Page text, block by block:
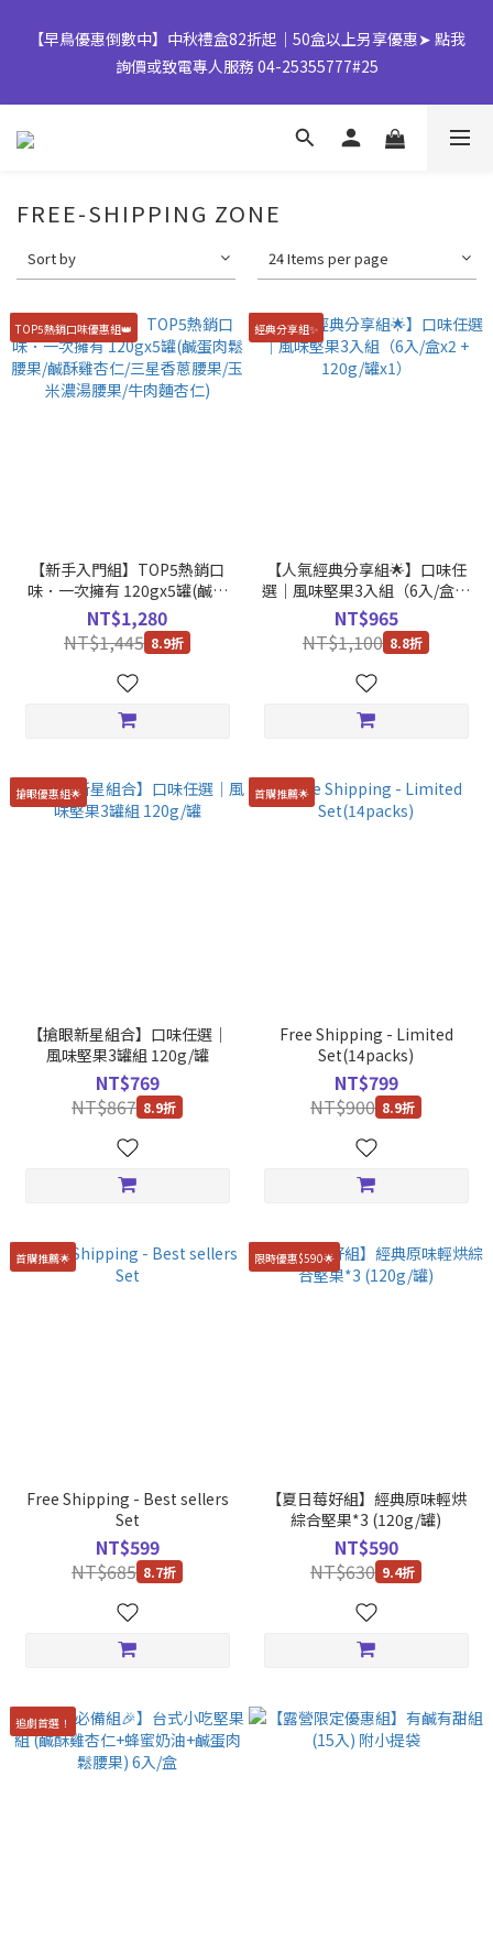
【早鳥優惠倒數中】中秋禮盒82折起｜50盒以上另享優惠➤ 點我
詢價或致電專人服務 04-25355777#25
【早鳥優惠倒數中】中秋禮盒82折起｜50盒以上另享優惠➤ 點我
詢價或致電專人服務 04-25355777#25
台灣團隊至越南廠嚴格把關，風味與品質皆維持與台灣一致，請您
【早鳥優惠倒數中】中秋禮盒82折起｜50盒以上另享優惠➤ 點我
詢價或致電專人服務 04-25355777#25
FREE-SHIPPING ZONE
Sort by 24 Items per page
TOP5熱銷口味優惠組👑
【新手入門組】TOP5熱銷口
味．一次擁有 120gx5罐(鹹蛋
肉鬆腰果/鹹酥雞杏仁/三星香蔥
腰果/玉米濃湯腰果/牛肉麵杏
仁)
NT$1,280
NT$1,445 8.9折
經典分享組✨
【人氣經典分享組🌟】口味任
選｜風味堅果3入組（6入/盒x2
+ 120g/罐x1）
NT$965
NT$1,100 8.8折
搶眼優惠組🌟
【搶眼新星組合】口味任選｜
風味堅果3罐組 120g/罐
NT$769
NT$867 8.9折
首購推薦🌟
Free Shipping - Limited
Set(14packs)
NT$799
NT$900 8.9折
首購推薦🌟
Free Shipping - Best sellers
Set
NT$599
NT$685 8.7折
限時優惠$590🌟
【夏日莓好組】經典原味輕烘
綜合堅果*3 (120g/罐)
NT$590
NT$630 9.4折
追劇首選！